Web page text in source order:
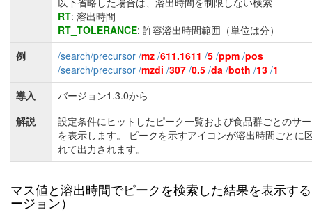
RT: 溶出時間
RT_TOLERANCE: 許容溶出時間範囲（単位は分）
例
/search/precursor /mz /611.1611 /5 /ppm /pos
/search/precursor /mzdi /307 /0.5 /da /both /13 /1
導入
バージョン1.3.0から
解説
設定条件にヒットしたピーク一覧および食品群ごとのサ
を表示します。 ピークを示すアイコンが溶出時間ごとに
れて出力されます。
マス値と溶出時間でピークを検索した結果を表示す
ージョン）